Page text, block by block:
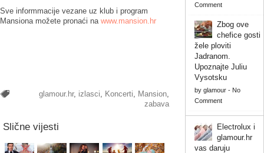
Sve informmacije vezane uz klub i program
Mansiona možete pronaći na www.mansion.hr
glamour.hr, izlasci Koncerti Mansion,
zabava
Slične vijesti
Comment
Zbog ove
chefice gosti
žele ploviti
Jadranom.
Upoznajte Juliu
Vysotsku
by glamour- No
Comment
Electrolux i
glamour.hr
vas daruju